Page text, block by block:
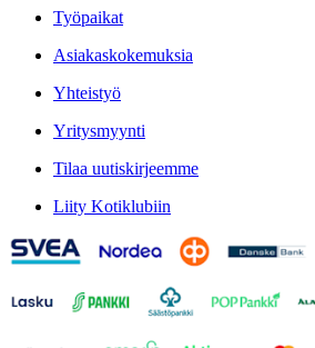
Työpaikat
Asiakaskokemuksia
Yhteistyö
Yritysmyynti
Tilaa uutiskirjeemme
Liity Kotiklubiin